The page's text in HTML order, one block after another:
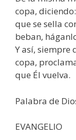
copa,
que se sella
beban,
Y así, siempre
copa,
que Él vuelva.
Palabra de
EVANGELIO